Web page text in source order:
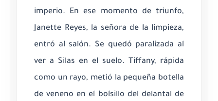
imperio. En ese momento de triunfo,
Janette Reyes, la señora de la limpieza,
entró al salón. Se quedó paralizada al
ver a Silas en el suelo. Tiffany, rápida
como un rayo, metió la pequeña botella
de veneno en el bolsillo del delantal de